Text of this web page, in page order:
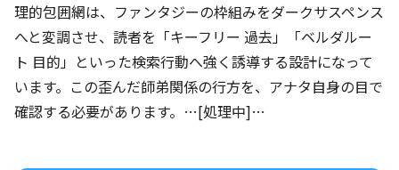
理的包囲網は、ファンタジーの枠組みをダークサスペンス
へと変調させ、読者を「キーフリー 過去」「ベルダルー
ト 目的」といった検索行動へ強く誘導する設計になって
います。この歪んだ師弟関係の行方を、アナタ自身の目で
確認する必要があります。…[処理中]…